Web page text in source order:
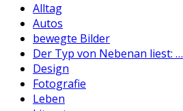
Alltag
Autos
bewegte Bilder
Der Typ von Nebenan liest: …
Design
Fotografie
Leben